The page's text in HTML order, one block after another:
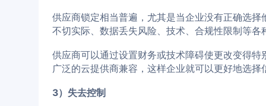
供应商锁定相当普遍，尤其是当企业没有正确选
不切实际、数据丢失风险、技术、合规性限制等各
供应商可以通过设置财务或技术障碍使更改变得
广泛的云提供商兼容，这样企业就可以更好地选
3）失去控制